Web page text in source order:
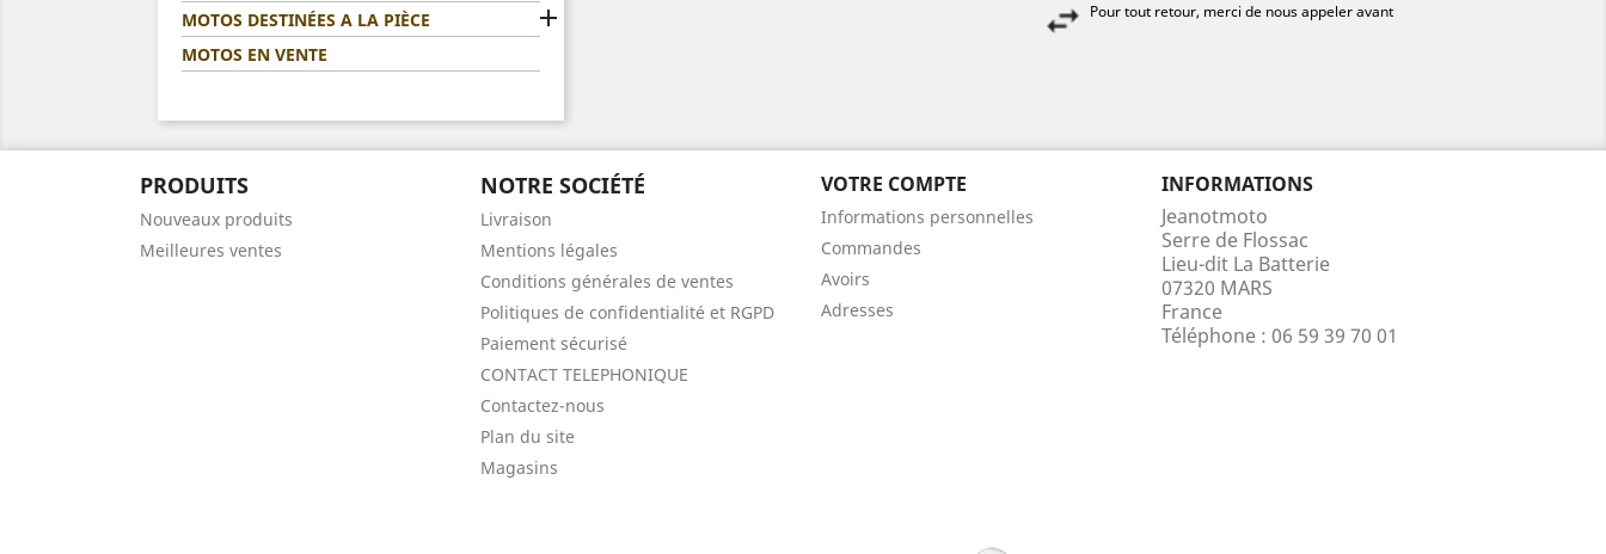
MOTOS DESTINÉES A LA PIÈCE 
MOTOS EN VENTE
Pour tout retour, merci de nous appeler avant
PRODUITS
Nouveaux produits
Meilleures ventes
NOTRE SOCIÉTÉ
Livraison
Mentions légales
Conditions générales de ventes
Politiques de confidentialité et RGPD
Paiement sécurisé
CONTACT TELEPHONIQUE
Contactez-nous
Plan du site
Magasins
VOTRE COMPTE
Informations personnelles
Commandes
Avoirs
Adresses
INFORMATIONS
Jeanotmoto
Serre de Flossac
Lieu-dit La Batterie
07320 MARS
France
Téléphone : 06 59 39 70 01